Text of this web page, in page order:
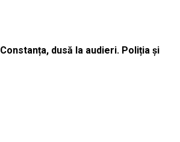
dusă la audieri. Poliția și